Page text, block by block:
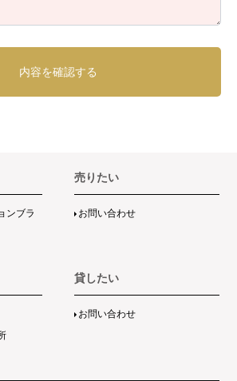
ンブラ
売りたい
お問い合わせ
貸したい
お問い合わせ